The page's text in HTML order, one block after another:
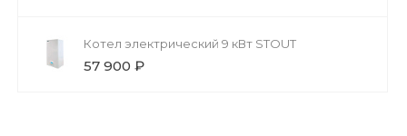
Котел электрический 9 кВт STOUT
57 900 ₽